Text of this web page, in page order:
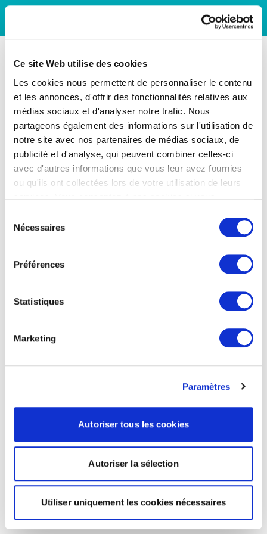
Ce site Web utilise des cookies
Les cookies nous permettent de personnaliser le contenu
et les annonces, d'offrir des fonctionnalités relatives aux
médias sociaux et d'analyser notre trafic. Nous
partageons également des informations sur l'utilisation de
notre site avec nos partenaires de médias sociaux, de
publicité et d'analyse, qui peuvent combiner celles-ci
avec d'autres informations que vous leur avez fournies
ou qu'ils ont collectées lors de votre utilisation de leurs
Nécessaires
Préférences
Statistiques
Marketing
Paramètres
Autoriser tous les cookies
Autoriser la sélection
Utiliser uniquement les cookies nécessaires